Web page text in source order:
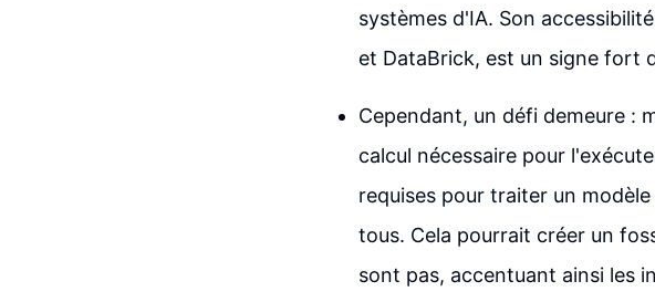
systèmes d'IA. Son
et DataBrick, est un signe fort
Cependant, un défi demeure :
calcul nécessaire pour
requises pour traiter un
tous. Cela pourrait créer un
sont pas, accentuant ainsi les